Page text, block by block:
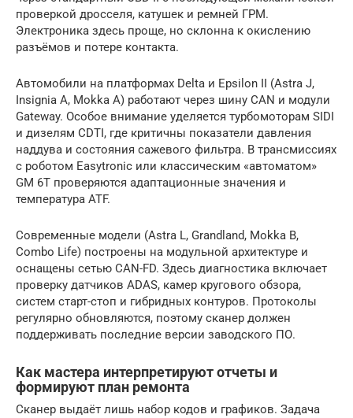
проверкой дросселя, катушек и ремней ГРМ.
Электроника здесь проще, но склонна к окислению
разъёмов и потере контакта.
Автомобили на платформах Delta и Epsilon II (Astra J,
Insignia A, Mokka A) работают через шину CAN и модули
Gateway. Особое внимание уделяется турбомоторам SIDI
и дизелям CDTI, где критичны показатели давления
наддува и состояния сажевого фильтра. В трансмиссиях
с роботом Easytronic или классическим «автоматом»
GM 6T проверяются адаптационные значения и
температура ATF.
Современные модели (Astra L, Grandland, Mokka B,
Combo Life) построены на модульной архитектуре и
оснащены сетью CAN-FD. Здесь диагностика включает
проверку датчиков ADAS, камер кругового обзора,
систем старт-стоп и гибридных контуров. Протоколы
регулярно обновляются, поэтому сканер должен
поддерживать последние версии заводского ПО.
Как мастера интерпретируют отчеты и
формируют план ремонта
Сканер выдаёт лишь набор кодов и графиков. Задача